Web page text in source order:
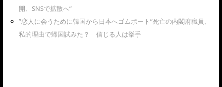
開、SNSで拡散へ”
”恋人に会うために韓国から日本へゴムボート”死亡の内閣府職員、
私的理由で帰国試みた？ 信じる人は挙手